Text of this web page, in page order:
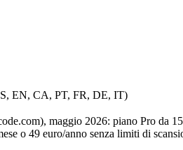
EN, CA, PT, FR, DE, IT)
maggio 2026: piano Pro da
o 49 euro/anno senza limiti di